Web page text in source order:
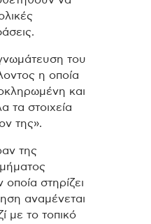
του
η οποία
και
τα στοιχεία
της».
της
στηρίζει
αναμένεται
με το τοπικό